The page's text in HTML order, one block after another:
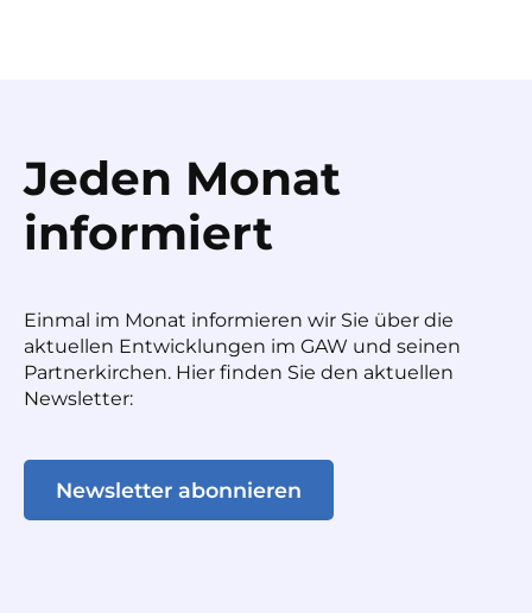
Jeden Monat
informiert
Einmal im Monat informieren wir Sie über die
aktuellen Entwicklungen im GAW und seinen
Partnerkirchen. Hier finden Sie den aktuellen
Newsletter:
Newsletter abonnieren